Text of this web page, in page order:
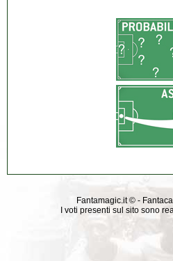
Fantamagic.it © -
I voti presenti sul sito sono